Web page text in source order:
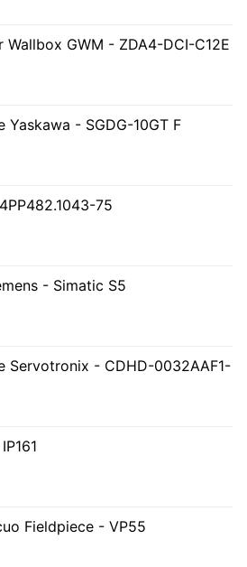
Wallbox GWM - ZDA4-DCI-C12E
Yaskawa - SGDG-10GT F
75
- Simatic S5
Servotronix - CDHD-0032AAF1-
Fieldpiece - VP55